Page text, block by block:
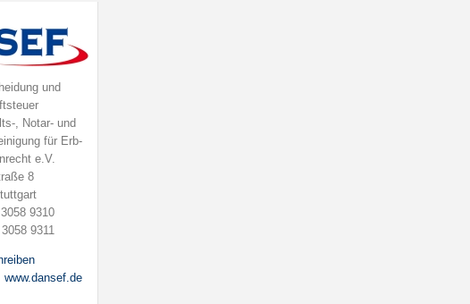
und
, Notar- und
für Erb-
e.V.
8
9310
9311
www.dansef.de